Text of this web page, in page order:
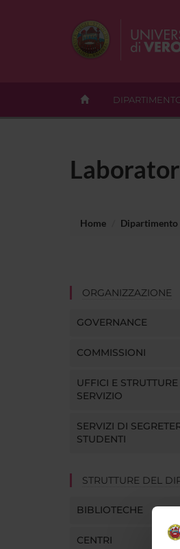
Home Dipartimento
ORGANIZZAZIONE
GOVERNANCE
COMMISSIONI
UFFICI E
SERVIZIO
SERVIZI DI
STUDENTI
STRUTTURE DEL
BIBLIOTECHE
CENTRI